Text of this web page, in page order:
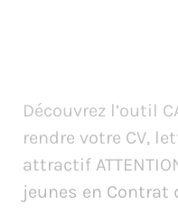
Découvrez l’outil
rendre votre CV,
attractif
jeunes en Contrat